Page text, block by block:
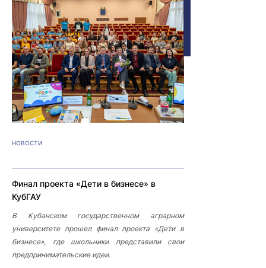
НОВОСТИ
Финал проекта «Дети в бизнесе» в
КубГАУ
В Кубанском государственном аграрном
университете прошел финал проекта «Дети в
бизнесе», где школьники представили свои
предпринимательские идеи.